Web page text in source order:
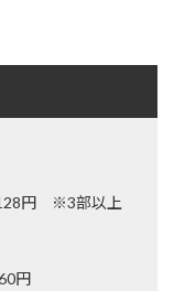
円 ※3部以上
円